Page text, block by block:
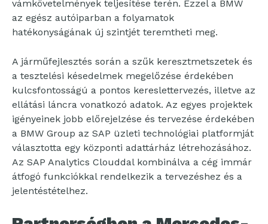
vámkövetelmények teljesítése terén. Ezzel a BMW
az egész autóiparban a folyamatok
hatékonyságának új szintjét teremtheti meg.
A járműfejlesztés során a szűk keresztmetszetek és
a tesztelési késedelmek megelőzése érdekében
kulcsfontosságú a pontos kereslettervezés, illetve az
ellátási láncra vonatkozó adatok. Az egyes projektek
igényeinek jobb előrejelzése és tervezése érdekében
a BMW Group az SAP üzleti technológiai platformját
választotta egy központi adattárház létrehozásához.
Az SAP Analytics Clouddal kombinálva a cég immár
átfogó funkciókkal rendelkezik a tervezéshez és a
jelentéstételhez.